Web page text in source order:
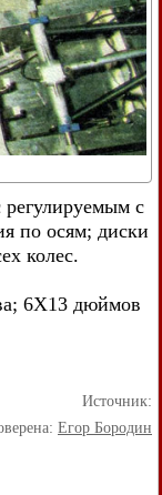
с
по осям; диски
колес.
6X13 дюймов
Источник:
Егор Бородин